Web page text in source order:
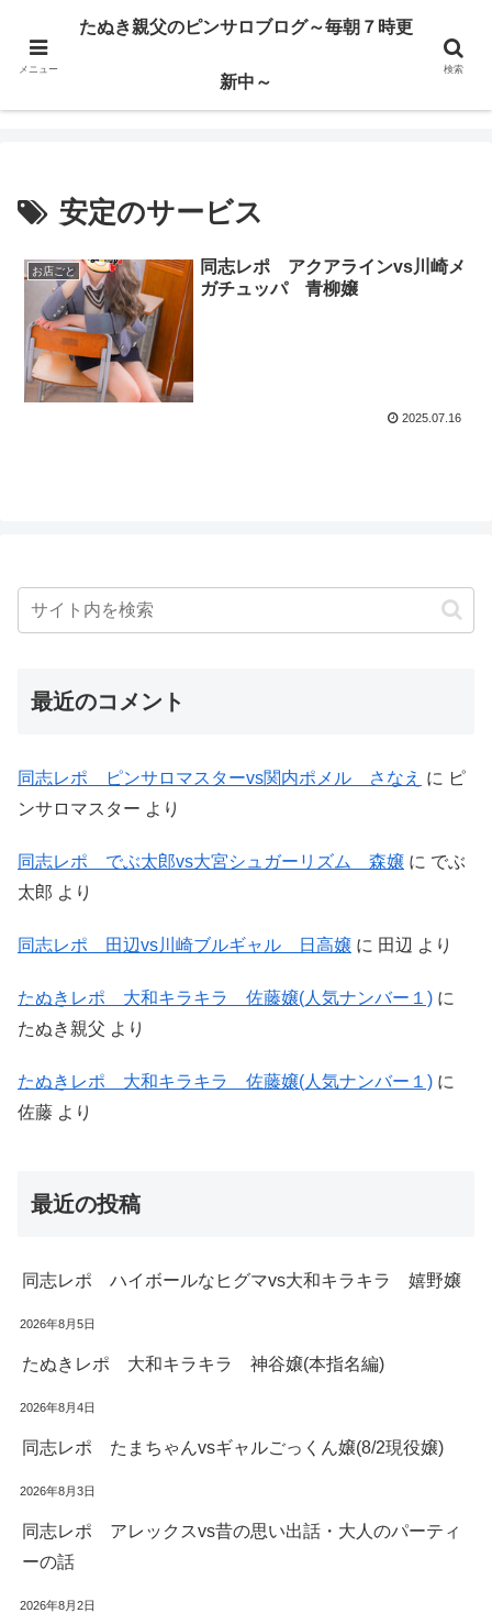
ハードサービス嬢を求めて3000回ピンサロで遊んだ親父
たぬき親父のピンサロブログ～毎朝７時更新中～
安定のサービス
お店ごと
同志レポ アクアラインvs川崎メ
ガチュッパ 青柳嬢
2025.07.16
最近のコメント
同志レポ ピンサロマスターvs関内ポメル さなえ に ピ
ンサロマスター より
同志レポ でぶ太郎vs大宮シュガーリズム 森嬢 に でぶ
太郎 より
同志レポ 田辺vs川崎ブルギャル 日高嬢 に 田辺 より
たぬきレポ 大和キラキラ 佐藤嬢(人気ナンバー１) に
たぬき親父 より
たぬきレポ 大和キラキラ 佐藤嬢(人気ナンバー１) に
佐藤 より
最近の投稿
同志レポ ハイボールなヒグマvs大和キラキラ 嬉野嬢
2026年8月5日
たぬきレポ 大和キラキラ 神谷嬢(本指名編)
2026年8月4日
同志レポ たまちゃんvsギャルごっくん嬢(8/2現役嬢)
2026年8月3日
同志レポ アレックスvs昔の思い出話・大人のパーティ
ーの話
2026年8月2日
メニュー
たぬき親父のピンサロブログ～毎朝７時更
新中～
検索